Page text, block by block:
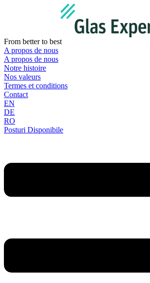
From better to best
A propos de nous
A propos de nous
Notre histoire
Nos valeurs
Termes et conditions
Contact
EN
DE
RO
Posturi Disponibile